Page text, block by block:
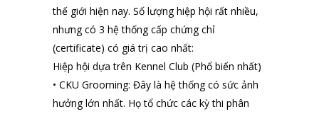
thế giới hiện nay. Số lượng hiệp hội rất nhiều,
nhưng có 3 hệ thống cấp chứng chỉ
(certificate) có giá trị cao nhất:
Hiệp hội dựa trên Kennel Club (Phổ biến nhất)
• CKU Grooming: Đây là hệ thống có sức ảnh
hưởng lớn nhất. Họ tổ chức các kỳ thi phân